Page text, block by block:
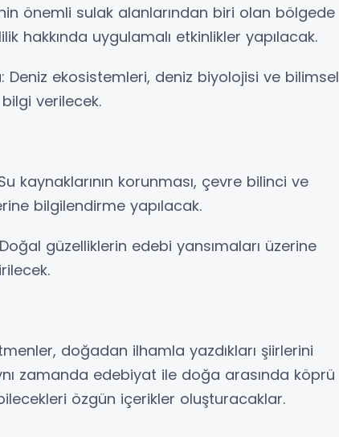
önemli sulak alanlarından biri olan bölgede
hakkında uygulamalı etkinlikler yapılacak.
Deniz ekosistemleri, deniz biyolojisi ve bilimsel
verilecek.
kaynaklarının korunması, çevre bilinci ve
bilgilendirme yapılacak.
güzelliklerin edebi yansımaları üzerine
doğadan ilhamla yazdıkları şiirlerini
zamanda edebiyat ile doğa arasında köprü
özgün içerikler oluşturacaklar.